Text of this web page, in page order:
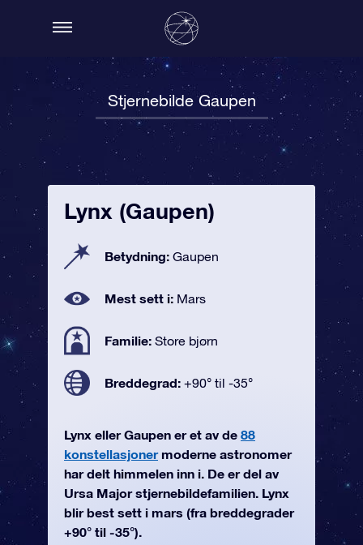
Stjernebilde Gaupen
Lynx (Gaupen)
Betydning: Gaupen
Mest sett i: Mars
Familie: Store bjørn
Breddegrad: +90° til -35°
Lynx eller Gaupen er et av de 88
konstellasjonermoderne astronomer
har delt himmelen inn i. De er del av
Ursa Major stjernebildefamilien. Lynx
blir best sett i mars (fra breddegrader
+90° til -35°).